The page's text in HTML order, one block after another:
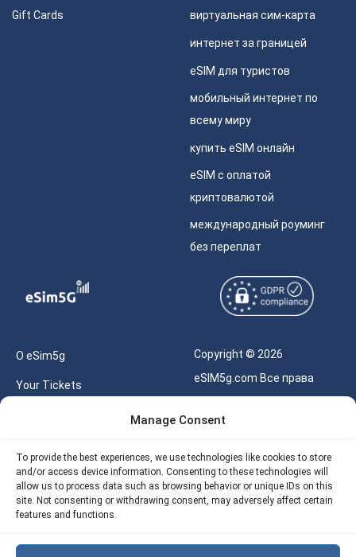
Manage Consent
To provide the best experiences, we use technologies like cookies to store
and/or access device information. Consenting to these technologies will
allow us to process data such as browsing behavior or unique IDs on this
site. Not consenting or withdrawing consent, may adversely affect certain
features and functions.
Gift Cards виртуальная сим-карта
интернет за границей
eSIM для туристов
мобильный интернет по
всему миру
купить eSIM онлайн
eSIM с оплатой
криптовалютой
международный роуминг
без переплат
О eSim5g
Your Tickets
Калькулятор для eSIM
Политика возврата
eSIM5G
Copyright © 2026
eSIM5g.com Все права
Политика
конфиденциальности
Site Map